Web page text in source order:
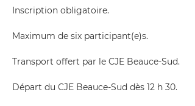
Inscription obligatoire.
Maximum de six participant(e)s.
Transport offert par le CJE Beauce-Sud.
Départ du CJE Beauce-Sud dès 12 h 30.